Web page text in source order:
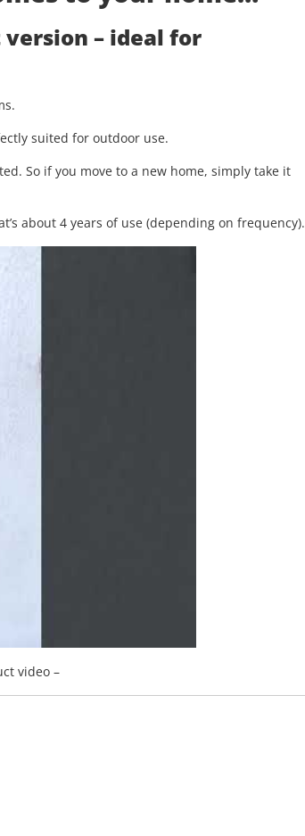
– ideal for
suited for outdoor use.
So if you move to a new home, simply take it
about 4 years of use (depending on frequency).
video –